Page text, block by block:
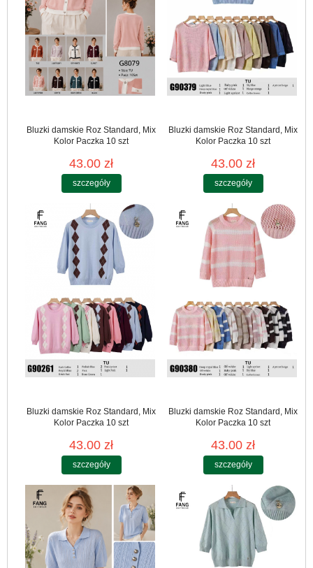
Bluzki damskie Roz Standard, Mix
Kolor Paczka 10 szt
43.00 zł
szczegóły
Bluzki damskie Roz Standard, Mix
Kolor Paczka 10 szt
43.00 zł
szczegóły
Bluzki damskie Roz Standard, Mix
Kolor Paczka 10 szt
43.00 zł
szczegóły
Bluzki damskie Roz Standard, Mix
Kolor Paczka 10 szt
43.00 zł
szczegóły